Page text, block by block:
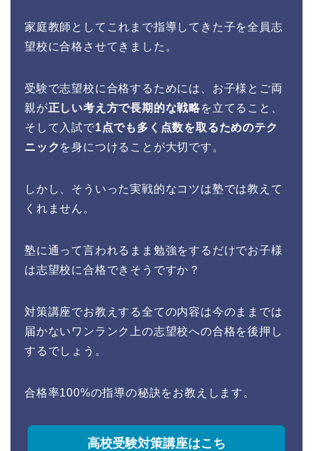
家庭教師としてこれまで指導してきた子を全員志
望校に合格させてきました。
受験で志望校に合格するためには、お子様とご両
親が正しい考え方で長期的な戦略を立てること、
そして入試で1点でも多く点数を取るためのテク
ニック を身につけることが大切です。
しかし、そういった実戦的なコツは塾では教えて
くれません。
塾に通って言われるまま勉強をするだけでお子様
は志望校に合格できそうですか？
対策講座でお教えする全ての内容は今のままでは
届かないワンランク上の志望校への合格を後押し
するでしょう。
合格率100%の指導の秘訣をお教えします。
高校受験対策講座はこち